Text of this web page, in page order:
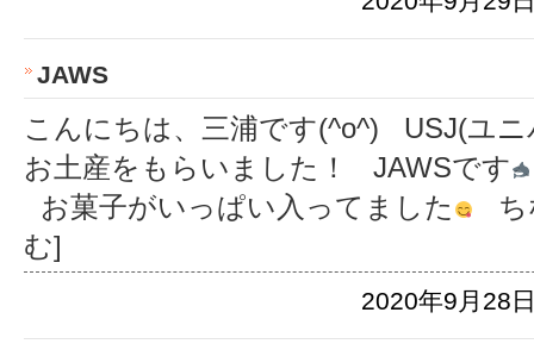
JAWS
こんにちは、三浦です(^o^) USJ(ユ
お土産をもらいました！ JAWSです
お菓子がいっぱい入ってました
ち
む]
2020年9月28